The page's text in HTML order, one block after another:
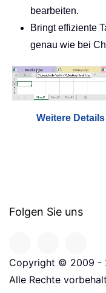
bearbeiten.
Bringt effiziente
genau wie bei
Weitere
Folgen Sie uns
Copyright © 2009 -
Alle Rechte